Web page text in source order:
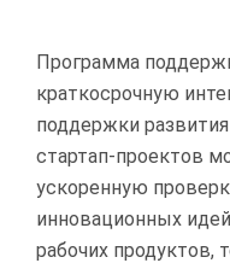
Программа
краткосрочную
поддержки
стартап-проектов
ускоренную
инновационных
рабочих продуктов,